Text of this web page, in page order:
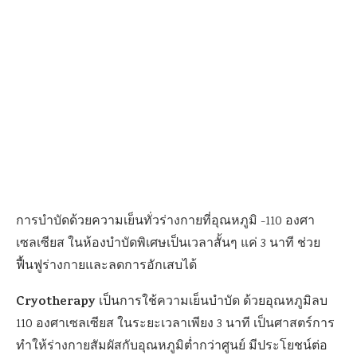
การบำบัดด้วยความเย็นทั่วร่างกายที่อุณหภูมิ -110 องศา
เซลเซียส ในห้องบำบัดพิเศษเป็นเวลาสั้นๆ แค่ 3 นาที ช่วย
ฟื้นฟูร่างกายและลดการอักเสบได้
Cryotherapy เป็นการใช้ความเย็นบำบัด ด้วยอุณหภูมิลบ
110 องศาเซลเซียส ในระยะเวลาเพียง 3 นาที เป็นศาสตร์การ
ทำให้ร่างกายสัมผัสกับอุณหภูมิต่ำกว่าศูนย์ มีประโยชน์ต่อ